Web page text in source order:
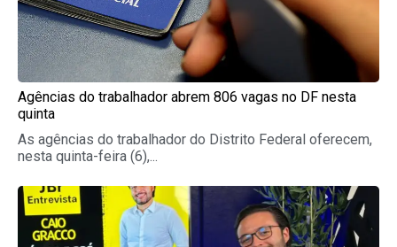
Agências do trabalhador abrem 806 vagas no DF nesta
quinta
As agências do trabalhador do Distrito Federal oferecem,
nesta quinta-feira (6),...